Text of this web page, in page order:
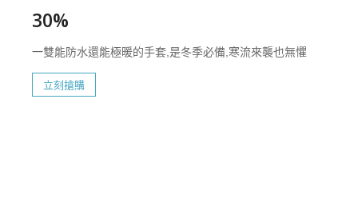
30%
一雙能防水還能極暖的手套,是冬季必備,寒流來襲也無懼
立刻搶購